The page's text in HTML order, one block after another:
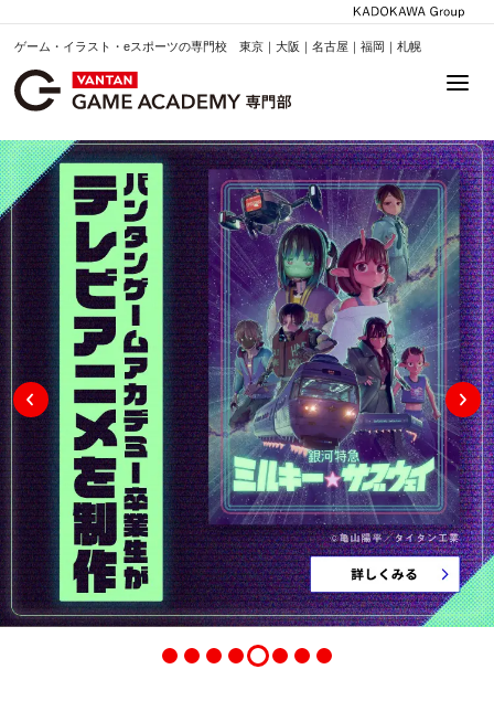
ゲーム・イラスト・eスポーツの専門校 東京｜大阪｜名古屋｜福岡｜札幌